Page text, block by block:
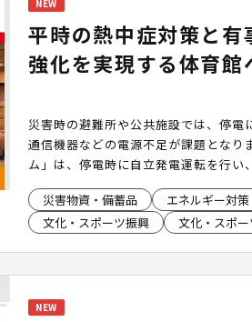
NEW
平時の熱中症対策と有
強化を実現する体育館
災害時の避難所や公共施設では、停電
通信機器などの電源不足が課題となり
ム」は、停電時に自立発電運転を行い
器などへ電力を供給できる電源自立型
の供給が停止した場合には、LPガスへ
とが可能です。災害時における空調と
災害物資・備蓄品 エネルギー対策
文化・スポーツ振興
文化・スポ
NEW